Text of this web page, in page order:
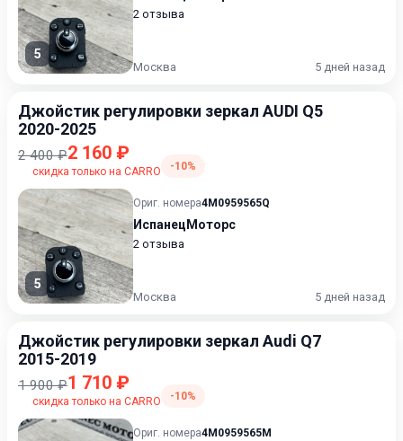
5
2 отзыва
Москва 5 дней назад
Джойстик регулировки зеркал AUDI Q5
2020-2025
2 400 ₽2 160 ₽
скидка только на CARRO -10%
5
Ориг. номера4M0959565Q
ИспанецМоторс
2 отзыва
Москва 5 дней назад
Джойстик регулировки зеркал Audi Q7
2015-2019
1 900 ₽1 710 ₽
скидка только на CARRO -10%
Ориг. номера4M0959565M